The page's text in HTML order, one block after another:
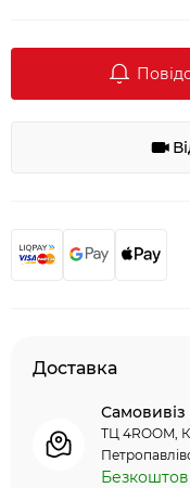
Доставка
ТЦ 4ROOM,